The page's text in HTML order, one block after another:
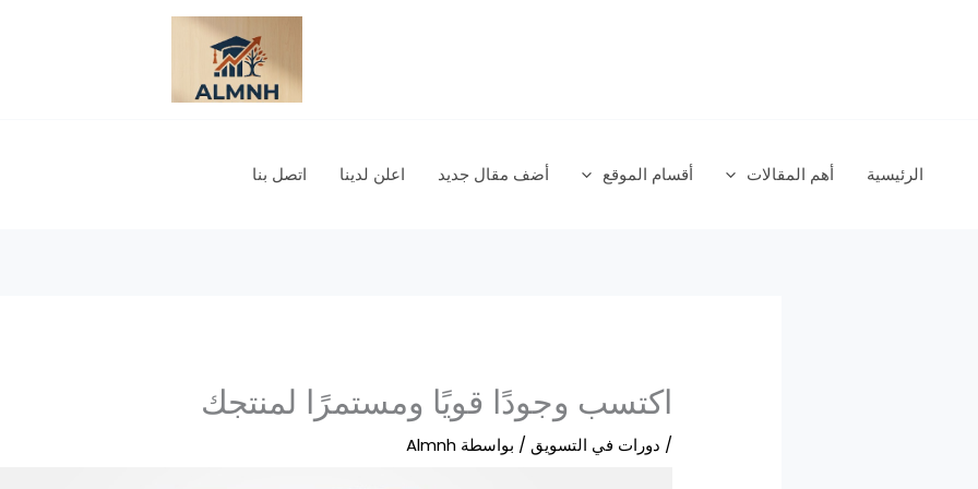
الرئيسية أهم المقالات أقسام الموقع أضف مقال جديد اعلن لدينا اتصل بنا
اكتسب وجودًا قويًا ومستمرًا لمنتجك
/ دورات في التسويق/ بواسطة Almnh